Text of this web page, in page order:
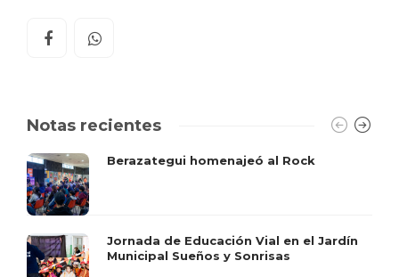
Notas recientes
Berazategui homenajeó al Rock
Jornada de Educación Vial en el Jardín
Municipal Sueños y Sonrisas